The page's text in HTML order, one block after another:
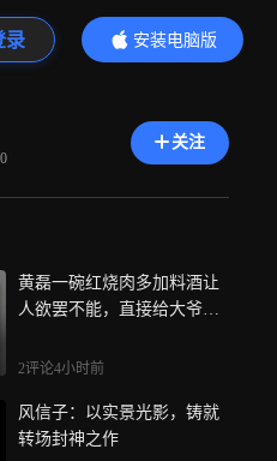
录
安装电脑版
内容更精彩
0
关注
黄磊一碗红烧肉多加料酒让
人欲罢不能，直接给大爷十
2评论4小时前
风信子：以实景光影，铸就
转场封神之作